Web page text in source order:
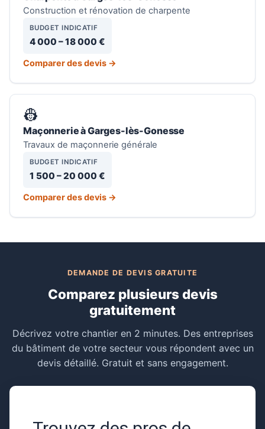
Construction et rénovation de charpente
BUDGET INDICATIF
4 000 – 18 000 €
Comparer des devis →
👷
Maçonnerie à Garges-lès-Gonesse
Travaux de maçonnerie générale
BUDGET INDICATIF
1 500 – 20 000 €
Comparer des devis →
DEMANDE DE DEVIS GRATUITE
Comparez plusieurs devis
gratuitement
Décrivez votre chantier en 2 minutes. Des entreprises
du bâtiment de votre secteur vous répondent avec un
devis détaillé. Gratuit et sans engagement.